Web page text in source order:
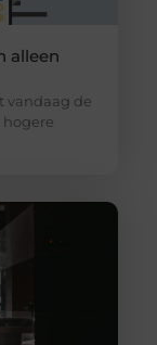
alleen
vandaag de
hogere